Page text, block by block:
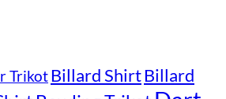
TrikotBillard ShirtBillard